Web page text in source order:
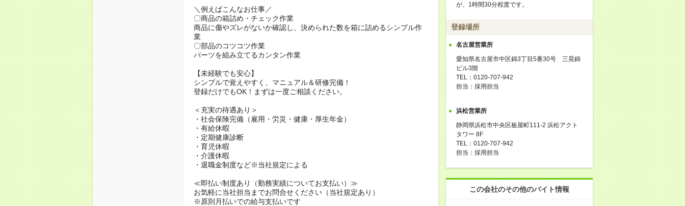
＼例えばこんなお仕事／
〇商品の箱詰め・チェック作業
商品に傷やズレがないか確認し、決められた数を箱に詰めるシンプル作
業
〇部品のコツコツ作業
パーツを組み立てるカンタン作業
【未経験でも安心】
シンプルで覚えやすく、マニュアル＆研修完備！
登録だけでもOK！まずは一度ご相談ください。
＜充実の待遇あり＞
・社会保険完備（雇用・労災・健康・厚生年金）
・有給休暇
・定期健康診断
・育児休暇
・介護休暇
・退職金制度など※当社規定による
≪即払い制度あり（勤務実績についてお支払い）≫
お気軽に当社担当までお問合せください（当社規定あり）
※原則月払いでの給与支払いです
が、1時間30分程度です。
登録場所
名古屋営業所
愛知県名古屋市中区錦3丁目5番30号 三晃錦
ビル3階
TEL：0120-707-942
担当：採用担当
浜松営業所
静岡県浜松市中央区板屋町111-2 浜松アクト
タワー 8F
TEL：0120-707-942
担当：採用担当
この会社のその他のバイト情報